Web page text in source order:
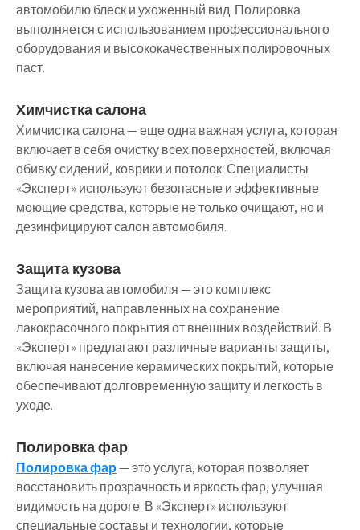
автомобилю блеск и ухоженный вид. Полировка
выполняется с использованием профессионального
оборудования и высококачественных полировочных
паст.
Химчистка салона
Химчистка салона — еще одна важная услуга, которая
включает в себя очистку всех поверхностей, включая
обивку сидений, коврики и потолок. Специалисты
«Эксперт» используют безопасные и эффективные
моющие средства, которые не только очищают, но и
дезинфицируют салон автомобиля.
Защита кузова
Защита кузова автомобиля — это комплекс
мероприятий, направленных на сохранение
лакокрасочного покрытия от внешних воздействий. В
«Эксперт» предлагают различные варианты защиты,
включая нанесение керамических покрытий, которые
обеспечивают долговременную защиту и легкость в
уходе.
Полировка фар
Полировка фар— это услуга, которая позволяет
восстановить прозрачность и яркость фар, улучшая
видимость на дороге. В «Эксперт» используют
специальные составы и технологии, которые